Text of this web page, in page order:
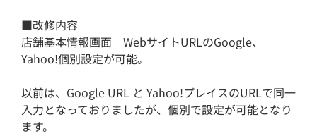
■改修内容
店舗基本情報画面 WebサイトURLのGoogle、
Yahoo!個別設定が可能。
以前は、Google URL と Yahoo!プレイスのURLで同一
入力となっておりましたが、個別で設定が可能となり
ます。